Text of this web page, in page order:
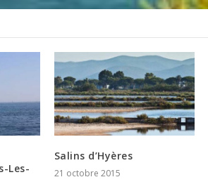
Les-
Salins d’Hyères
21 octobre 2015